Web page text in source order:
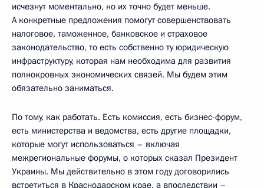
исчезнут моментально, но их точно будет меньше.
А конкретные предложения помогут совершенствовать
налоговое, таможенное, банковское и страховое
законодательство, то есть собственно ту юридическую
инфраструктуру, которая нам необходима для развития
полнокровных экономических связей. Мы будем этим
обязательно заниматься.
По тому, как работать. Есть комиссия, есть бизнес-форум,
есть министерства и ведомства, есть другие площадки,
которые могут использоваться – включая
межрегиональные форумы, о которых сказал Президент
Украины. Мы действительно в этом году договорились
встретиться в Краснодарском крае, а впоследствии –